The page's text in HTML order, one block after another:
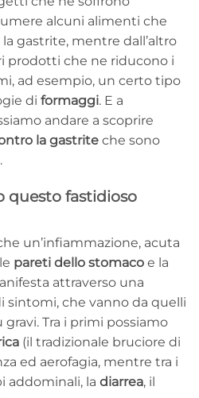
alcuni alimenti che
gastrite, mentre dall’altro
prodotti che ne riducono i
ad esempio, un certo tipo
di formaggi. E a
andare a scoprire
la gastrite che sono
questo fastidioso
un’infiammazione, acuta
pareti dello stomaco e la
attraverso una
sintomi, che vanno da quelli
Tra i primi possiamo
(il tradizionale bruciore di
ed aerofagia, mentre tra i
addominali, la diarrea, il